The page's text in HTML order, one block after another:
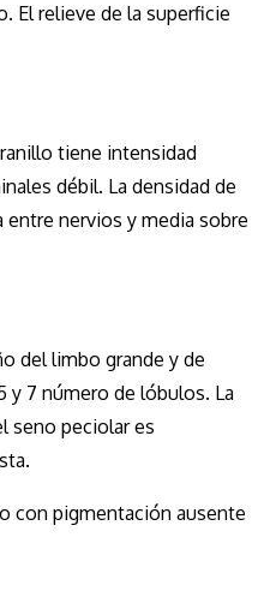
El relieve de la superficie
tiene intensidad
débil. La densidad de
nervios y media sobre
del limbo grande y de
y 7 número de lóbulos. La
seno peciolar es
con pigmentación ausente